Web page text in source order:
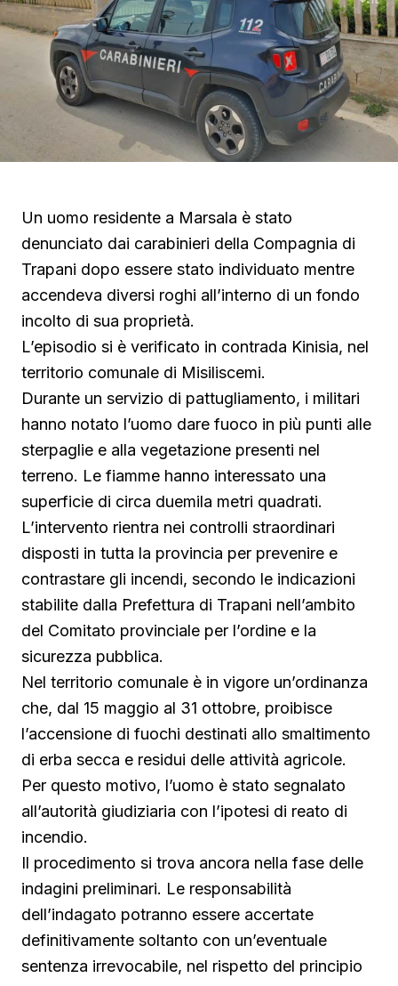
Un uomo residente a Marsala è stato
denunciato dai carabinieri della Compagnia di
Trapani dopo essere stato individuato mentre
accendeva diversi roghi all’interno di un fondo
incolto di sua proprietà.
L’episodio si è verificato in contrada Kinisia, nel
territorio comunale di Misiliscemi.
Durante un servizio di pattugliamento, i militari
hanno notato l’uomo dare fuoco in più punti alle
sterpaglie e alla vegetazione presenti nel
terreno. Le fiamme hanno interessato una
superficie di circa duemila metri quadrati.
L’intervento rientra nei controlli straordinari
disposti in tutta la provincia per prevenire e
contrastare gli incendi, secondo le indicazioni
stabilite dalla Prefettura di Trapani nell’ambito
del Comitato provinciale per l’ordine e la
sicurezza pubblica.
Nel territorio comunale è in vigore un’ordinanza
che, dal 15 maggio al 31 ottobre, proibisce
l’accensione di fuochi destinati allo smaltimento
di erba secca e residui delle attività agricole.
Per questo motivo, l’uomo è stato segnalato
all’autorità giudiziaria con l’ipotesi di reato di
incendio.
Il procedimento si trova ancora nella fase delle
indagini preliminari. Le responsabilità
dell’indagato potranno essere accertate
definitivamente soltanto con un’eventuale
sentenza irrevocabile, nel rispetto del principio